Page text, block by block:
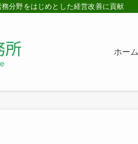
分野をはじめとした経営改善に貢献
ホーム